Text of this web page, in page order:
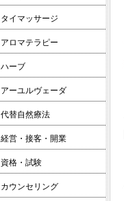
タイマッサージ
アロマテラピー
ハーブ
アーユルヴェーダ
代替自然療法
経営・接客・開業
資格・試験
カウンセリング